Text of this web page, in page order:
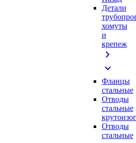
Детали
хомуты
и
крепеж
chevron_right
expand_more
Фланцы
стальные
Отводы
стальные
Отводы
стальные